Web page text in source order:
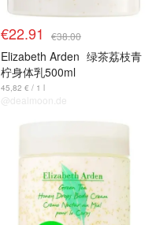
€22.91 €38.00
Elizabeth Arden 绿茶荔枝青
柠身体乳500ml
45,82 € / 1 l
@dealmoon.de